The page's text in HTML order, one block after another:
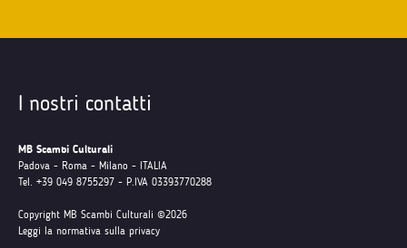
I nostri contatti
MB Scambi Culturali
Padova - Roma - Milano - ITALIA
Tel. +39 049 8755297 - P.IVA 03393770288
Copyright MB Scambi Culturali ©2026
Leggi la normativa sulla privacy